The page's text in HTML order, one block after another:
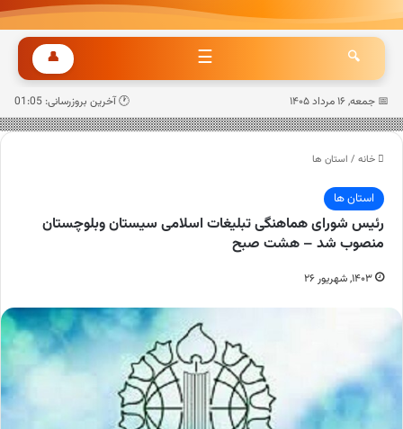
🔍
☰
👤
📅 جمعه, ۱۶ مرداد ۱۴۰۵ 🕐 آخرین بروزرسانی: 01:05
خانه / استان ها
استان ها
رئیس شورای هماهنگی تبلیغات اسلامی سیستان وبلوچستان
منصوب شد – هشت صبح
۱۴۰۳, شهریور ۲۶